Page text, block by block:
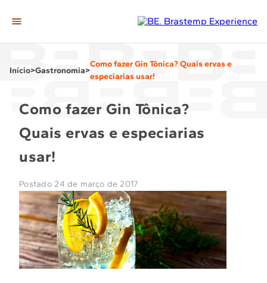
A Casa
Editorias
Casa & Decor
Momentos
Tech
Ir para loja
Início>Gastronomia>
Como fazer Gin Tônica? Quais ervas e
especiarias usar!
Como fazer Gin Tônica?
Quais ervas e especiarias
usar!
Postado 24 de março de 2017